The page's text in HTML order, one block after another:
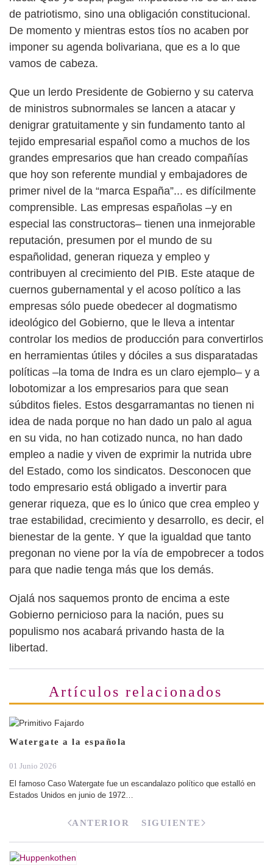
de patriotismo, sino una obligación constitucional.
De momento y mientras estos tíos no acaben por
imponer su agenda bolivariana, que es a lo que
vamos de cabeza.
Que un lerdo Presidente de Gobierno y su caterva
de ministros subnormales se lancen a atacar y
denigrar gratuitamente y sin fundamento tanto al
tejido empresarial español como a muchos de los
grandes empresarios que han creado compañías
que hoy son referente mundial y embajadores de
primer nivel de la “marca España”... es difícilmente
comprensible. Las empresas españolas –y en
especial las constructoras– tienen una inmejorable
reputación, presumen por el mundo de su
españolidad, generan riqueza y empleo y
contribuyen al crecimiento del PIB. Este ataque de
cuernos gubernamental y el acoso político a las
empresas sólo puede obedecer al dogmatismo
ideológico del Gobierno, que le lleva a intentar
controlar los medios de producción para convertirlos
en herramientas útiles y dóciles a sus disparatadas
políticas –la toma de Indra es un claro ejemplo– y a
lobotomizar a los empresarios para que sean
súbditos fieles. Estos desgarramantas no tienen ni
idea de nada porque no han dado un palo al agua
en su vida, no han cotizado nunca, no han dado
empleo a nadie y viven de exprimir la nutrida ubre
del Estado, como los sindicatos. Desconocen que
todo empresario está obligado a invertir para
generar riqueza, que es lo único que crea empleo y
trae estabilidad, crecimiento y desarrollo, es decir, el
bienestar de la gente. Y que la igualdad que tanto
pregonan no viene por la vía de empobrecer a todos
para que nadie tenga más que los demás.
Ojalá nos saquemos pronto de encima a este
Gobierno pernicioso para la nación, pues su
populismo nos acabará privando hasta de la
libertad.
Artículos relacionados
Watergate a la española
01 Junio 2026
El famoso Caso Watergate fue un escandalazo político que estalló en
Estados Unidos en junio de 1972…
ANTERIOR SIGUIENTE